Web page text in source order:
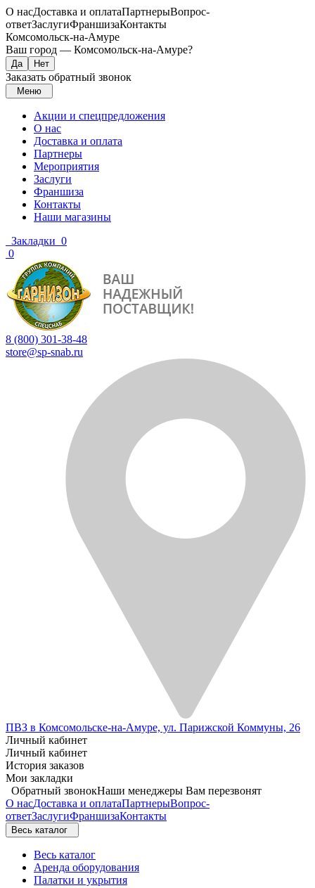
О насДоставка и оплатаПартнерыВопрос-
ответЗаслугиФраншизаКонтакты
Комсомольск-на-Амуре
Ваш город — Комсомольск-на-Амуре?
Заказать обратный звонок
Меню
Акции и спецпредложения
О нас
Доставка и оплата
Партнеры
Мероприятия
Заслуги
Франшиза
Контакты
Наши магазины
Закладки 0
0
8 (800) 301-38-48
store@sp-snab.ru
ПВЗ в Комсомольске-на-Амуре, ул. Парижской Коммуны, 26
Личный кабинет
Личный кабинет
История заказов
Мои закладки
Обратный звонокНаши менеджеры Вам перезвонят
О насДоставка и оплатаПартнерыВопрос-
ответЗаслугиФраншизаКонтакты
Весь каталог
Весь каталог
Аренда оборудования
Палатки и укрытия